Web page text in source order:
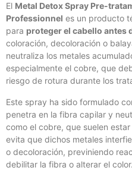
El Metal Detox Spray Pre-
Professionnel es un producto
para proteger el cabello antes
coloración, decoloración o
neutraliza los metales
especialmente el cobre, que
riesgo de rotura durante los
Este spray ha sido formulado
penetra en la fibra capilar y
como el cobre, que suelen
evita que dichos metales
o decoloración, previniendo
debilitar la fibra o alterar el color.